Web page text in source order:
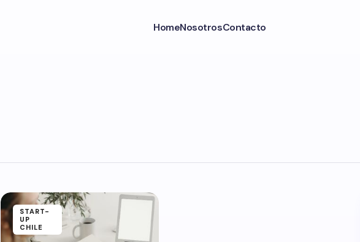
HomeNosotrosContacto
START-
UP
CHILE